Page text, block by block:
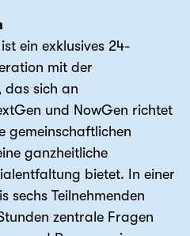
ein exklusives 24-
mit der
das sich an
und NowGen richtet
gemeinschaftlichen
ganzheitliche
bietet. In einer
sechs Teilnehmenden
zentrale Fragen